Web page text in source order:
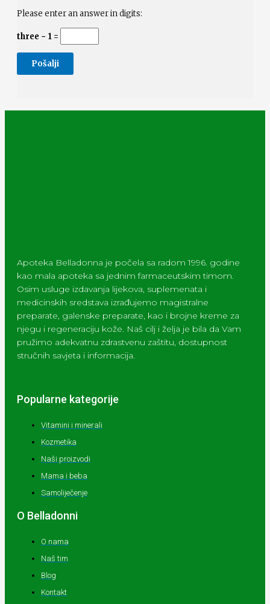
Please enter an answer in digits:
three − 1 =
Apoteka Belladonna je počela sa radom 1996. godine
kao mala apoteka sa jednim farmaceutskim timom.
Osim usluge izdavanja lijekova, suplemenata i
medicinskih sredstava izrađujemo magistralne
preparate, galenske preparate, kao i brojne kreme za
njegu i regeneraciju kože. Naš cilj i želja je bila da Vam
pružimo adekvatnu zdrastvenu zaštitu, dostupnost
stručnih savjeta i informacija.
Popularne kategorije
Vitamini i minerali
Kozmetika
Naši proizvodi
Mama i beba
Samoliječenje
O Belladonni
O nama
Naš tim
Blog
Kontakt